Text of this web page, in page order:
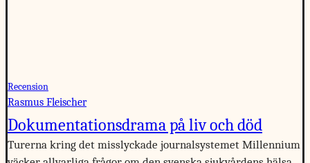
Recension
Rasmus Fleischer
Dokumentationsdrama på liv och död
Turerna kring det misslyckade journalsystemet Millennium